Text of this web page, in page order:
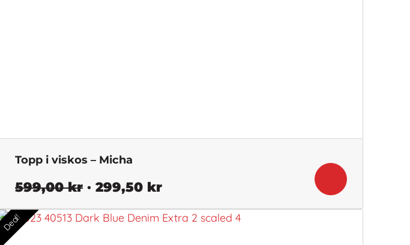
Topp i viskos – Micha
599,00kr Det
ursprungliga
priset
299,50 krDet
nuvarande
priset
Deal!